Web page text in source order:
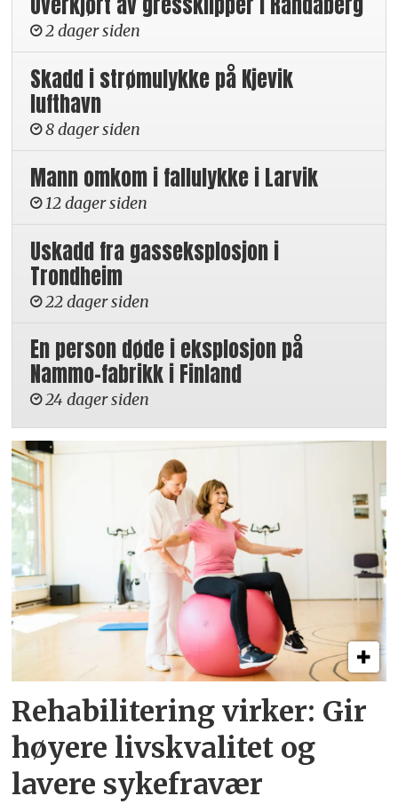
2 dager siden
Skadd i strømulykke på Kjevik
lufthavn
8 dager siden
Mann omkom i fallulykke i Larvik
12 dager siden
Uskadd fra gasseksplosjon i
Trondheim
22 dager siden
En person døde i eksplosjon på
Nammo-fabrikk i Finland
24 dager siden
Rehabilitering virker: Gir
høyere livskvalitet og
lavere sykefravær